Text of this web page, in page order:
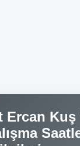
Ercan Kuş